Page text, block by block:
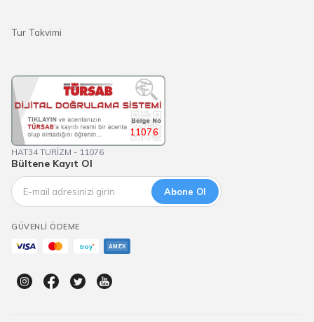
Tur Takvimi
11076
HAT34 TURİZM - 11076
Bültene Kayıt Ol
Abone Ol
GÜVENLI ÖDEME